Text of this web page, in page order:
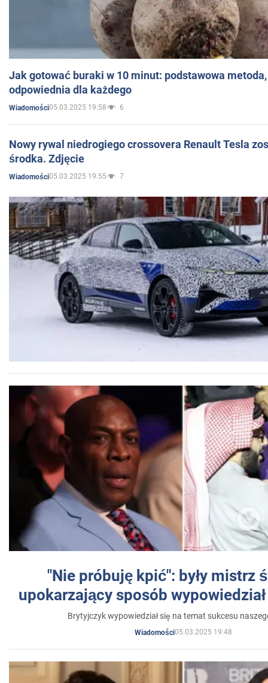
Jak gotować buraki w 10 minut: podstawowa
odpowiednia dla każdego
Wiadomości05.03.2025 19:58 6
Nowy rywal niedrogiego crossovera Renault Tesla
środka. Zdjęcie
Wiadomości05.03.2025 19:55 7
"Nie próbuję kpić": były mistrz
upokarzający sposób
Brytyjczyk wypowiedział się na temat sukcesu
Wiadomości05.03.2025 19:48